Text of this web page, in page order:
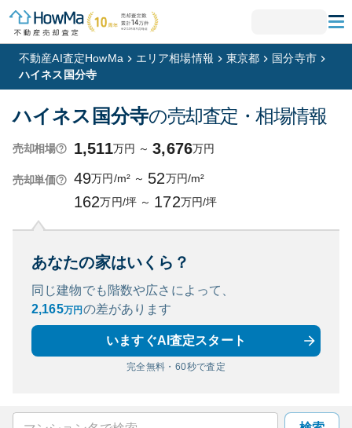
不動産AI査定HowMa エリア相場情報 東京都
国分寺市
ハイネス国分寺
ハイネス国分寺の売却査定・相場情報
売却相場 1,511万円 ～ 3,676万円
売却単価 49万円/m² ～ 52万円/m²
162万円/坪 ～ 172万円/坪
あなたの家はいくら？
同じ建物でも階数や広さによって、
2,165万円 の差があります
いますぐAI査定スタート
完全無料・60秒で査定